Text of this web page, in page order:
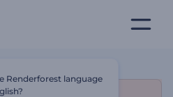
Renderforest language